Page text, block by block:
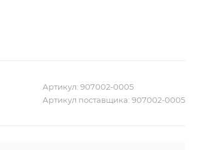
Артикул: 907002-0005
Артикул поставщика: 907002-0005